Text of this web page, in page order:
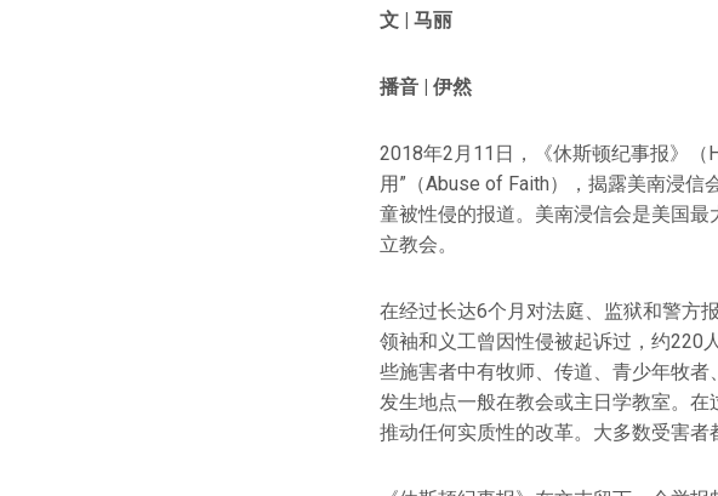
文 | 马丽
播音 | 伊然
2018年2月11日，《休斯顿纪事报》（
用”（Abuse of Faith），揭露美南浸信
童被性侵的报道。美南浸信会是美国
立教会。
在经过长达6个月对法庭、监狱和警方
领袖和义工曾因性侵被起诉过，约220
些施害者中有牧师、传道、青少年牧
发生地点一般在教会或主日学教室。
推动任何实质性的改革。大多数受害者